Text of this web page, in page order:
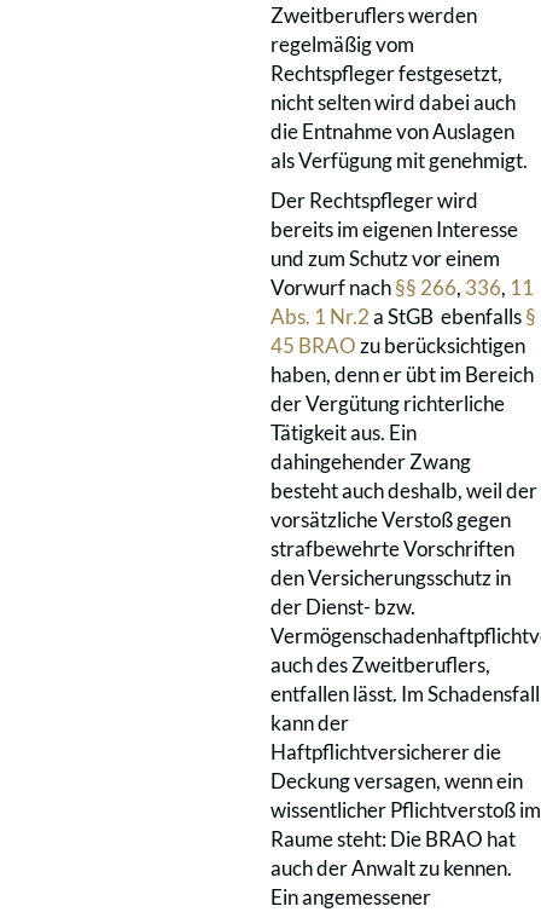
Zweitberuflers werden
regelmäßig vom
Rechtspfleger festgesetzt,
nicht selten wird dabei auch
die Entnahme von Auslagen
als Verfügung mit genehmigt.
Der Rechtspfleger wird
bereits im eigenen Interesse
und zum Schutz vor einem
Vorwurf nach§§ 266, 336, 11
Abs. 1 Nr.2a StGB ebenfalls§
45 BRAOzu berücksichtigen
haben, denn er übt im Bereich
der Vergütung richterliche
Tätigkeit aus. Ein
dahingehender Zwang
besteht auch deshalb, weil der
vorsätzliche Verstoß gegen
strafbewehrte Vorschriften
den Versicherungsschutz in
der Dienst- bzw.
auch des Zweitberuflers,
entfallen lässt. Im Schadensfall
kann der
Haftpflichtversicherer die
Deckung versagen, wenn ein
wissentlicher Pflichtverstoß im
Raume steht: Die BRAO hat
auch der Anwalt zu kennen.
Ein angemessener